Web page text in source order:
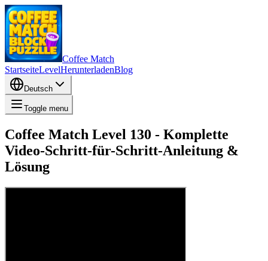
Coffee Match
StartseiteLevelHerunterladenBlog
Deutsch
Toggle menu
Coffee Match Level 130 - Komplette
Video-Schritt-für-Schritt-Anleitung &
Lösung